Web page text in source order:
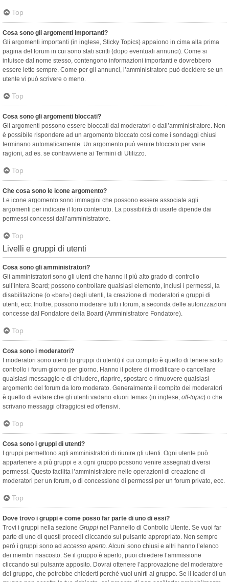
Top
Cosa sono gli argomenti importanti?
Gli argomenti importanti (in inglese, Sticky Topics) appaiono in cima alla prima
pagina del forum in cui sono stati scritti (dopo eventuali annunci). Come si
intuisce dal nome stesso, contengono informazioni importanti e dovrebbero
essere lette sempre. Come per gli annunci, l’amministratore può decidere se un
utente vi può scrivere o meno.
Top
Cosa sono gli argomenti bloccati?
Gli argomenti possono essere bloccati dai moderatori o dall’amministratore. Non
è possibile rispondere ad un argomento bloccato così come i sondaggi chiusi
terminano automaticamente. Un argomento può venire bloccato per varie
ragioni, ad es. se contravviene ai Termini di Utilizzo.
Top
Che cosa sono le icone argomento?
Le icone argomento sono immagini che possono essere associate agli
argomenti per indicare il loro contenuto. La possibilità di usarle dipende dai
permessi concessi dall’amministratore.
Top
Livelli e gruppi di utenti
Cosa sono gli amministratori?
Gli amministratori sono gli utenti che hanno il più alto grado di controllo
sull’intera Board; possono controllare qualsiasi elemento, inclusi i permessi, la
disabilitazione (o «ban») degli utenti, la creazione di moderatori e gruppi di
utenti, ecc. Inoltre, possono moderare tutti i forum, a seconda delle autorizzazioni
concesse dal Fondatore della Board (Amministratore Fondatore).
Top
Cosa sono i moderatori?
I moderatori sono utenti (o gruppi di utenti) il cui compito è quello di tenere sotto
controllo i forum giorno per giorno. Hanno il potere di modificare o cancellare
qualsiasi messaggio e di chiudere, riaprire, spostare o rimuovere qualsiasi
argomento del forum da loro moderato. Generalmente il compito dei moderatori
è quello di evitare che gli utenti vadano «fuori tema» (in inglese, off-topic) o che
scrivano messaggi oltraggiosi ed offensivi.
Top
Cosa sono i gruppi di utenti?
I gruppi permettono agli amministratori di riunire gli utenti. Ogni utente può
appartenere a più gruppi e a ogni gruppo possono venire assegnati diversi
permessi. Questo facilita l’amministratore nelle operazioni di creazione di
moderatori per un forum, o di concessione di permessi per un forum privato, ecc.
Top
Dove trovo i gruppi e come posso far parte di uno di essi?
Trovi i gruppi nella sezione Gruppi nel Pannello di Controllo Utente. Se vuoi far
parte di uno di questi procedi cliccando sul pulsante appropriato. Non sempre
però i gruppi sono ad accesso aperto. Alcuni sono chiusi e altri hanno l’elenco
dei membri nascosto. Se il gruppo è aperto, puoi chiedere l’ammissione
cliccando sul pulsante apposito. Dovrai ottenere l’approvazione del moderatore
del gruppo, che potrebbe chiederti perché vuoi unirti al gruppo. Se il leader di un